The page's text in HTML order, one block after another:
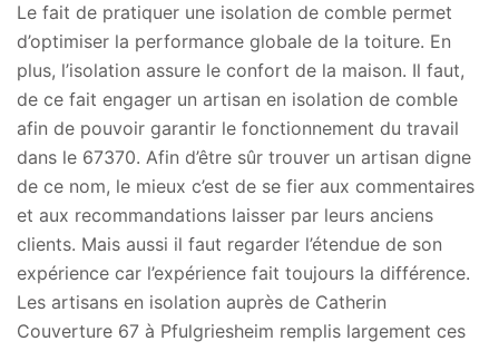
Le fait de pratiquer une isolation de comble permet
d’optimiser la performance globale de la toiture. En
plus, l’isolation assure le confort de la maison. Il faut,
de ce fait engager un artisan en isolation de comble
afin de pouvoir garantir le fonctionnement du travail
dans le 67370. Afin d’être sûr trouver un artisan digne
de ce nom, le mieux c’est de se fier aux commentaires
et aux recommandations laisser par leurs anciens
clients. Mais aussi il faut regarder l’étendue de son
expérience car l’expérience fait toujours la différence.
Les artisans en isolation auprès de Catherin
Couverture 67 à Pfulgriesheim remplis largement ces